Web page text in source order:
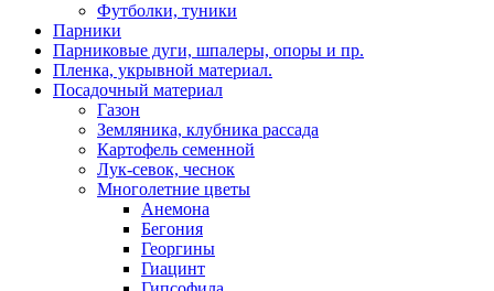
Футболки, туники
Парники
Парниковые дуги, шпалеры, опоры и пр.
Пленка, укрывной материал.
Посадочный материал
Газон
Земляника, клубника рассада
Картофель семенной
Лук-севок, чеснок
Многолетние цветы
Анемона
Бегония
Георгины
Гиацинт